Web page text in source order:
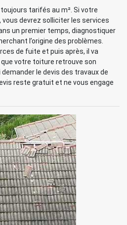
tarifés au m². Si votre
devrez solliciter les services
un premier temps, diagnostiquer
l’origine des problèmes.
de fuite et puis après, il va
votre toiture retrouve son
le devis des travaux de
reste gratuit et ne vous engage